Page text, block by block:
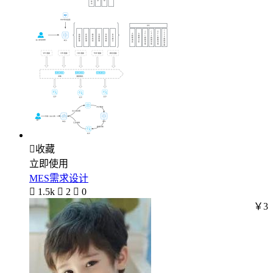
收藏
立即使用
MES需求设计
 1.5k  2  0
￥3